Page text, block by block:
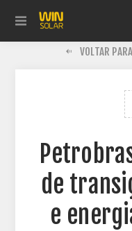
VOLTAR
de
e